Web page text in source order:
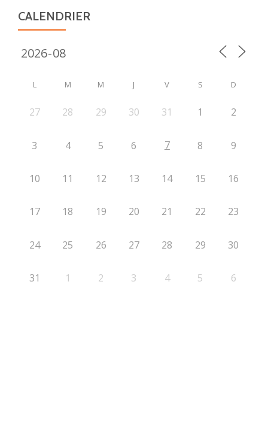
CALENDRIER
L M M J V S D
27 28 29 30 31 1 2
3 4 5 6 7 8 9
10 11 12 13 14 15 16
17 18 19 20 21 22 23
24 25 26 27 28 29 30
31 1 2 3 4 5 6